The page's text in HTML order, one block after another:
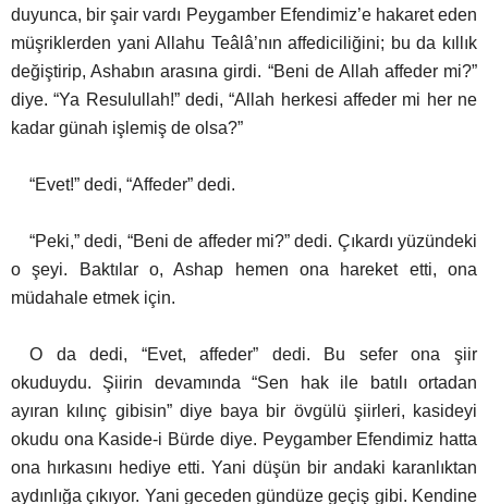
duyunca, bir şair vardı Peygamber Efendimiz’e hakaret eden
müşriklerden yani Allahu Teâlâ’nın affediciliğini; bu da kıllık
değiştirip, Ashabın arasına girdi. “Beni de Allah affeder mi?”
diye. “Ya Resulullah!” dedi, “Allah herkesi affeder mi her ne
kadar günah işlemiş de olsa?”
“Evet!” dedi, “Affeder” dedi.
“Peki,” dedi, “Beni de affeder mi?” dedi. Çıkardı yüzündeki
o şeyi. Baktılar o, Ashap hemen ona hareket etti, ona
müdahale etmek için.
O da dedi, “Evet, affeder” dedi. Bu sefer ona şiir
okuduydu. Şiirin devamında “Sen hak ile batılı ortadan
ayıran kılınç gibisin” diye baya bir övgülü şiirleri, kasideyi
okudu ona Kaside-i Bürde diye. Peygamber Efendimiz hatta
ona hırkasını hediye etti. Yani düşün bir andaki karanlıktan
aydınlığaçıkıyor. Yani geceden gündüze geçiş gibi. Kendine